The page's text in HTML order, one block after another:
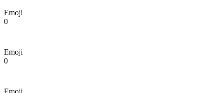
Emoji
0
Emoji
0
Emoji